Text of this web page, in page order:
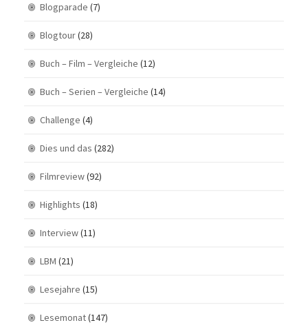
Blogparade (7)
Blogtour(28)
Buch – Film – Vergleiche (12)
Buch – Serien – Vergleiche (14)
Challenge (4)
Dies und das (282)
Filmreview(92)
Highlights (18)
Interview(11)
LBM (21)
Lesejahre (15)
Lesemonat(147)